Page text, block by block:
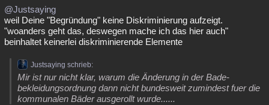
@Justsaying
weil Deine "Begründung" keine Diskriminierung aufzeigt.
"woanders geht das, deswegen mache ich das hier auch"
beinhaltet keinerlei diskriminierende Elemente
Justsaying schrieb:
Mir ist nur nicht klar, warum die Änderung in der Bade-
bekleidungsordnung dann nicht bundesweit zumindest fuer die
kommunalen Bäder ausgerollt wurde......